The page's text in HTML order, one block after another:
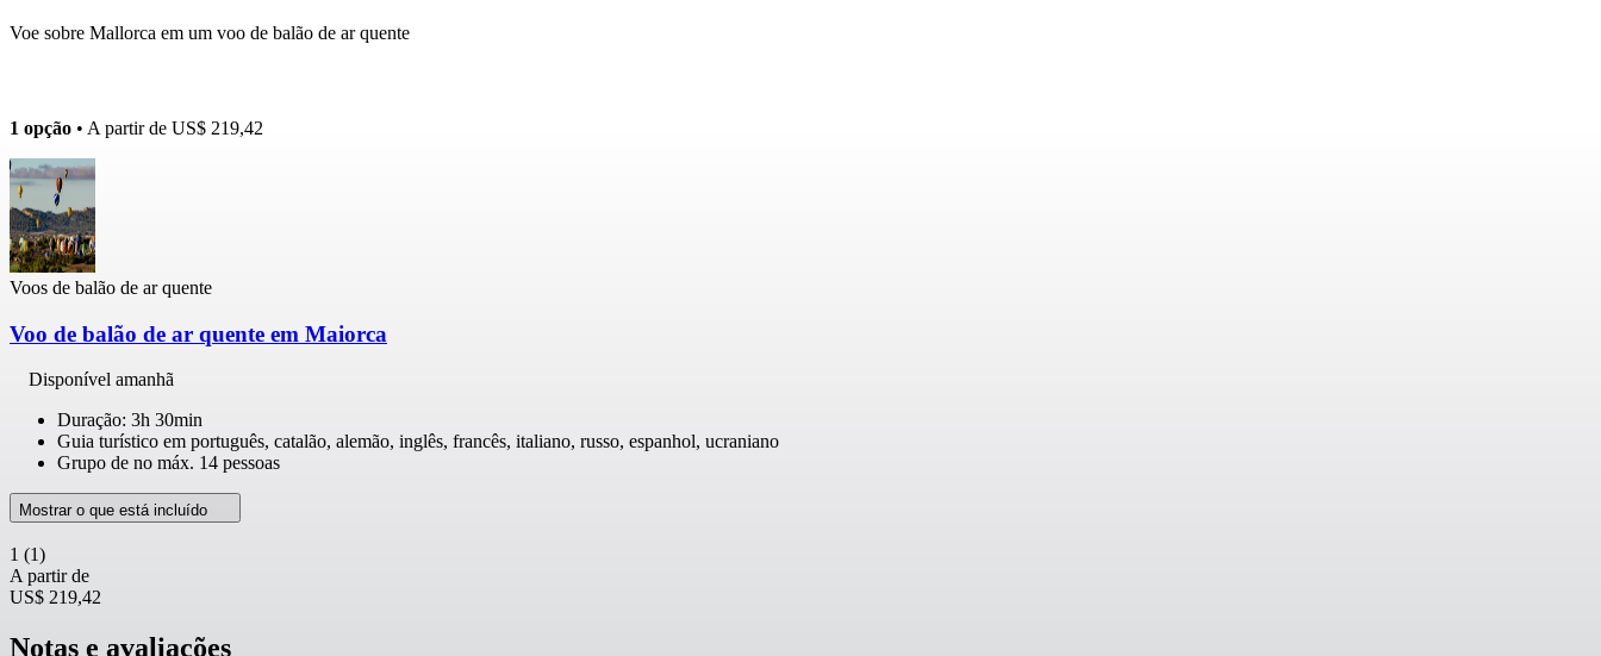
Voe sobre Mallorca em um voo de balão de ar quente
1 opção • A partir de US$ 219,42
Voos de balão de ar quente
Voo de balão de ar quente em Maiorca
Disponível amanhã
Duração: 3h 30min
Guia turístico em português, catalão, alemão, inglês, francês, italiano, russo, espanhol, ucraniano
Grupo de no máx. 14 pessoas
Mostrar o que está incluído
1 (1)
A partir de
US$ 219,42
Notas e avaliações